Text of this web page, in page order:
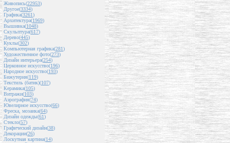
Живопись(22953)
Другое(3334)
Графика(3261)
Архитектура(1969)
Вышивка(1048)
Скульптура(617)
Дерево(445)
Куклы(302)
Компьютерная графика(281)
Художественное фото(273)
Дизайн интерьера(254)
Церковное искусство(196)
Народное искусство(193)
Бижутерия(119)
Текстиль (батик)(107)
Керамика(105)
Витражи(103)
Аэрография(74)
Ювелирное искусство(66)
Фреска, мозаика(64)
Дизайн одежды(61)
Стекло(57)
Графический дизайн(38)
Декорации(26)
Лоскутная картина(14)